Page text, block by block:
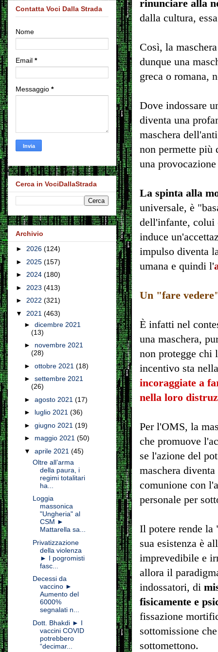
rinunciare alla
dalla cultura,
Così, la
dunque una
greca o romana,
Dove indossare
diventa una
maschera
non permette più
una
La spinta alla
universale, è
dell'infante, colui
induce
impulso diventa
umana e quindi l'
Un "fare
È infatti nel
una maschera,
non protegge chi
incentivo sta
incoraggiate a
nella loro
Per l'OMS, la
che promuove
se l'azione del
maschera
comunione con
personale per
Il potere rende la
sua esistenza è
imprevedibile e
allora il
indossatori, di
fisicamente e
fissazione
sottomissione
sottomettono.
Contatta Voci Dalla Strada
Nome
Email *
Messaggio *
Cerca in VociDallaStrada
Archivio
► 2026 (124)
► 2025 (157)
► 2024 (180)
► 2023 (413)
► 2022 (321)
▼ 2021 (463)
► dicembre 2021
(13)
► novembre 2021
(28)
► ottobre 2021 (18)
► settembre 2021
(26)
► agosto 2021 (17)
► luglio 2021 (36)
► giugno 2021 (19)
► maggio 2021 (50)
▼ aprile 2021 (45)
Oltre all’arma
della paura, i
regimi totalitari
ha...
Loggia
massonica
"Ungheria" al
CSM ►
Mattarella sa...
Privatizzazione
della violenza
► I pogromisti
fasc...
Decessi da
vaccino ►
Aumento del
6000%
segnalati n...
Dott. Bhakdi ► I
vaccini COVID
potrebbero
“decimar...